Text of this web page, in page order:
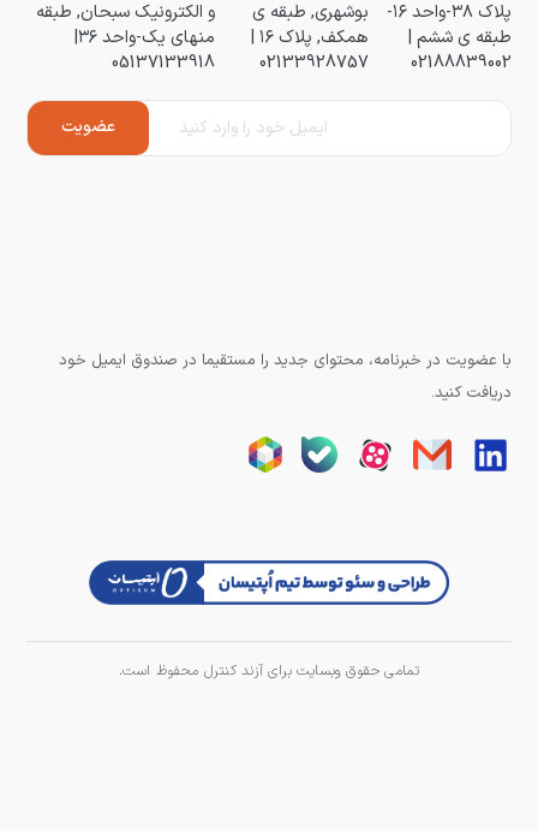
پلاک ۳۸-واحد ۱۶-
طبقه ی ششم |
02188839002
بوشهری, طبقه ی
همکف, پلاک ۱۶ |
02133928757
و الکترونیک سبحان, طبقه
منهای یک-واحد ۳۶|
05137133918
با عضویت در خبرنامه، محتوای جدید را مستقیما در صندوق ایمیل خود
دریافت کنید.
تمامی حقوق وبسایت برای آزند کنترل محفوظ است.